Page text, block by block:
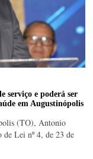
serviço e poderá ser
em Augustinópolis
(TO), Antonio
Lei nº 4, de 23 de